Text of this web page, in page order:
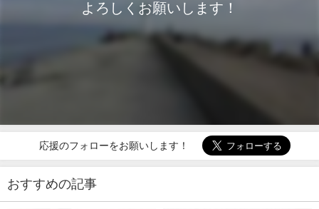
よろしくお願いします！
応援のフォローをお願いします！
おすすめの記事